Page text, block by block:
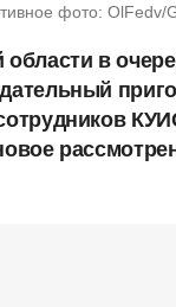
фото: OlFedv/
в